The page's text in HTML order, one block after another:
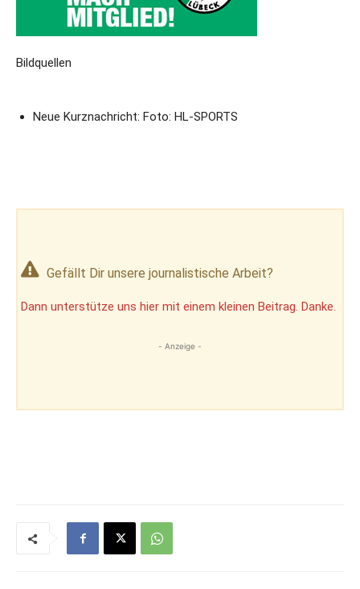
Bildquellen
Neue Kurznachricht: Foto: HL-SPORTS
Gefällt Dir unsere journalistische Arbeit?
Dann unterstütze uns hier mit einem kleinen Beitrag. Danke.
- Anzeige -